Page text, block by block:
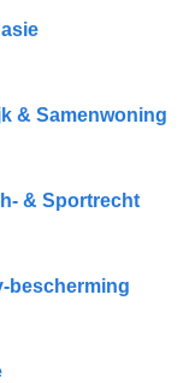
& Samenwoning
& Sportrecht
bescherming